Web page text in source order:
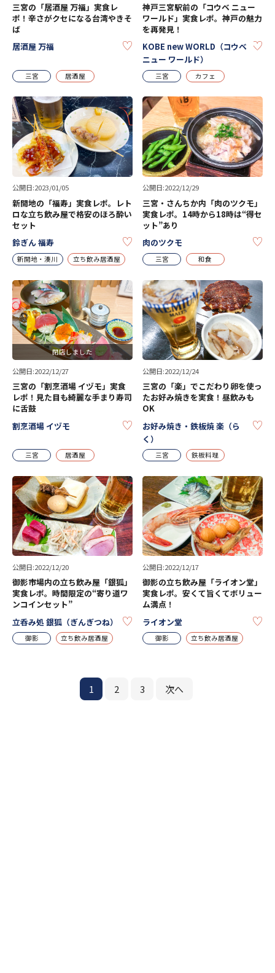
三宮の「居酒屋 万福」実食レ
ポ！辛さがクセになる台湾やきそ
ば
居酒屋 万福
KEEP
三宮 居酒屋
神戸三宮駅前の「コウベ ニュー
ワールド」実食レポ。神戸の魅力
を再発見！
KOBE new WORLD（コウベ
ニュー ワールド）
三宮 カフェ
公開日:2023/01/05
新開地の「福寿」実食レポ。レト
ロな立ち飲み屋で格安のほろ酔い
セット
鈴ぎん 福寿
KEEP
新開地・湊川 立ち飲み居酒屋
公開日:2022/12/29
三宮・さんちか内「肉のツクモ」
実食レポ。14時から18時は“得セ
ット”あり
肉のツクモ
三宮 和食
閉店しました
公開日:2022/12/27
三宮の「割烹酒場 イヅモ」実食
レポ！見た目も綺麗な手まり寿司
に舌鼓
割烹酒場 イヅモ
KEEP
三宮 居酒屋
公開日:2022/12/24
三宮の「楽」でこだわり卵を使っ
たお好み焼きを実食！昼飲みも
OK
お好み焼き・鉄板焼 楽（ら
く）
三宮 鉄板料理
公開日:2022/12/20
御影市場内の立ち飲み屋「銀狐」
実食レポ。時間限定の“寄り道ワ
ンコインセット”
立呑み処 銀狐（ぎんぎつね）
KEEP
御影 立ち飲み居酒屋
公開日:2022/12/17
御影の立ち飲み屋「ライオン堂」
実食レポ。安くて旨くてボリュー
ム満点！
ライオン堂
御影 立ち飲み居酒屋
1 2 3 次へ